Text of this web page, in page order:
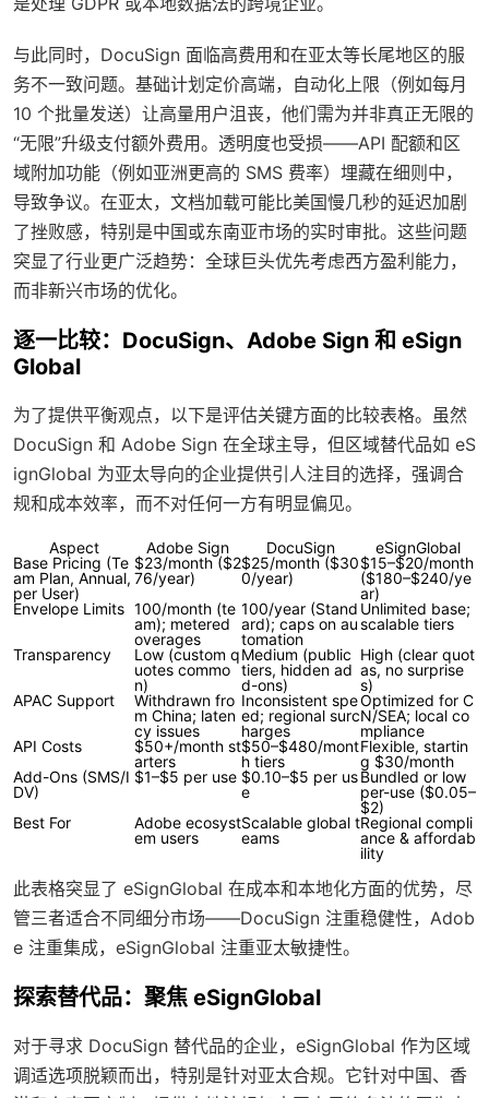
与此同时，DocuSign 面临高费用和在亚太等长尾地区的服
务不一致问题。基础计划定价高端，自动化上限（例如每月
10 个批量发送）让高量用户沮丧，他们需为并非真正无限的
“无限”升级支付额外费用。透明度也受损——API 配额和区
域附加功能（例如亚洲更高的 SMS 费率）埋藏在细则中，
导致争议。在亚太，文档加载可能比美国慢几秒的延迟加剧
了挫败感，特别是中国或东南亚市场的实时审批。这些问题
突显了行业更广泛趋势：全球巨头优先考虑西方盈利能力，
而非新兴市场的优化。
逐一比较：DocuSign、Adobe Sign 和 eSign
Global
为了提供平衡观点，以下是评估关键方面的比较表格。虽然
DocuSign 和 Adobe Sign 在全球主导，但区域替代品如 eS
ignGlobal 为亚太导向的企业提供引人注目的选择，强调合
规和成本效率，而不对任何一方有明显偏见。
Aspect Adobe Sign DocuSign
eSignGlobal
Base Pricing (Te
am Plan, Annual,
per User)
$23/month ($2
76/year)
$25/month ($30
0/year)
$15–$20/month
($180–$240/ye
ar)
Envelope Limits 100/month (te
am); metered
overages
100/year (Stand
ard); caps on au
tomation
Unlimited base;
scalable tiers
Transparency
Low (custom q
uotes commo
n)
Medium (public
tiers, hidden ad
d-ons)
High (clear quot
as, no surprise
s)
APAC Support
Withdrawn fro
m China; laten
cy issues
Inconsistent spe
ed; regional surc
harges
Optimized for C
N/SEA; local co
mpliance
API Costs
$50+/month st
arters
$50–$480/mont
h tiers
Flexible, startin
g $30/month
Add-Ons (SMS/I
DV)
$1–$5 per use $0.10–$5 per us
e
Bundled or low
per-use ($0.05–
$2)
Best For
Adobe ecosyst
em users
Scalable global t
eams
Regional compli
ance & affordab
ility
此表格突显了 eSignGlobal 在成本和本地化方面的优势，尽
管三者适合不同细分市场——DocuSign 注重稳健性，Adob
e 注重集成，eSignGlobal 注重亚太敏捷性。
探索替代品：聚焦 eSignGlobal
对于寻求 DocuSign 替代品的企业，eSignGlobal 作为区域
调适选项脱颖而出，特别是针对亚太合规。它针对中国、香